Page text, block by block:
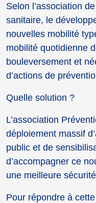
Selon l’association
sanitaire, le
nouvelles mobilité
mobilité quotidienne
bouleversement et
d’actions de
Quelle solution ?
L’association
déploiement massif
public et de
d’accompagner ce
une meilleure
Pour répondre à